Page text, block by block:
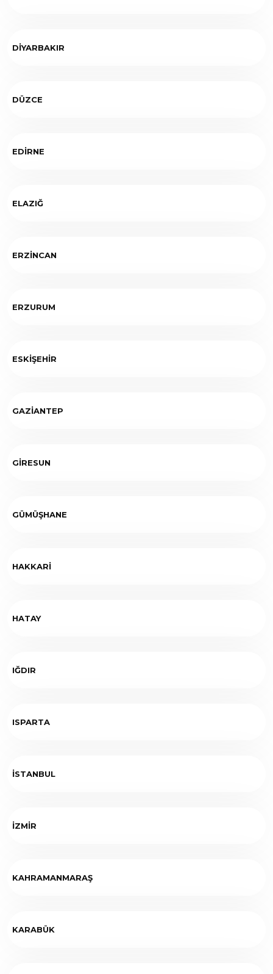
DİYARBAKIR
DÜZCE
EDİRNE
ELAZIĞ
ERZİNCAN
ERZURUM
ESKİŞEHİR
GAZİANTEP
GİRESUN
GÜMÜŞHANE
HAKKARİ
HATAY
IĞDIR
ISPARTA
İSTANBUL
İZMİR
KAHRAMANMARAŞ
KARABÜK